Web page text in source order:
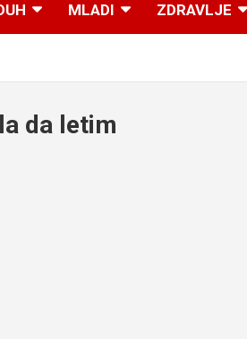
MLADI ZDRAVLJE
da letim